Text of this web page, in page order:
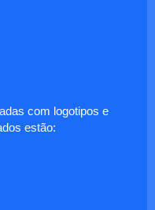
com logotipos e
estão: